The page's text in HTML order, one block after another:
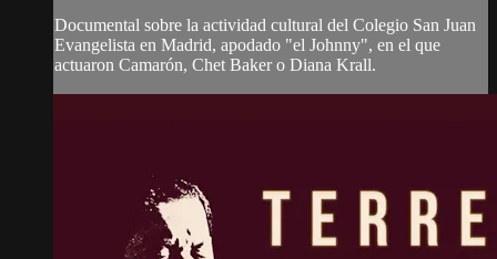
Documental sobre la actividad cultural del Colegio San Juan
Evangelista en Madrid, apodado "el Johnny", en el que
actuaron Camarón, Chet Baker o Diana Krall.